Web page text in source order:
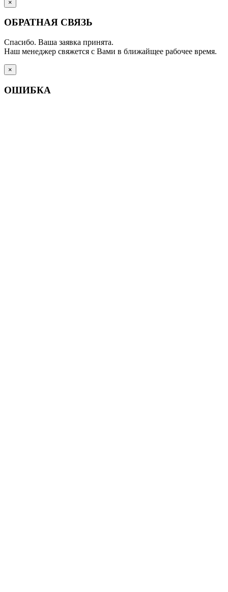
×
ОБРАТНАЯ СВЯЗЬ
Спасибо. Ваша заявка принята.
Наш менеджер свяжется с Вами в ближайщее рабочее время.
×
ОШИБКА